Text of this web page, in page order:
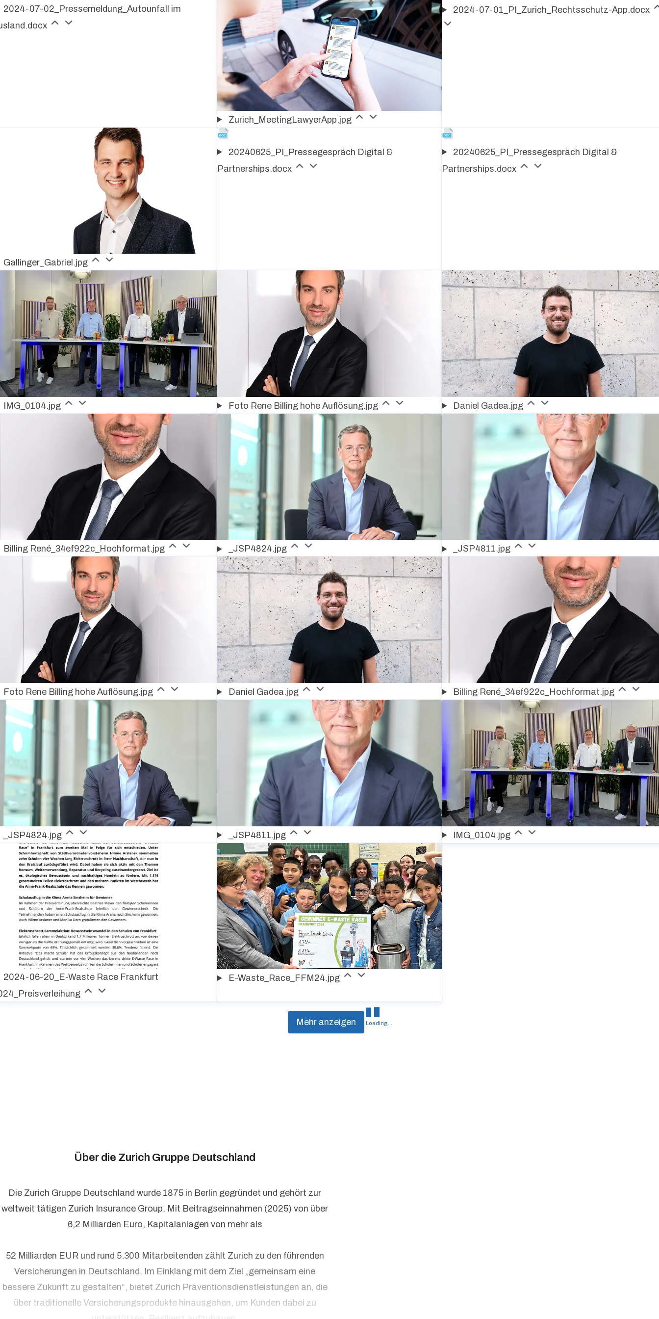
2024-07-02_Pressemeldung_Autounfall im
Zurich_MeetingLawyerApp.jpg
2024-07-01_PI_Zurich_Rechtsschutz-App.docx
Gallinger_Gabriel.jpg
20240625_PI_Pressegespräch Digital &
Partnerships.docx
20240625_PI_Pressegespräch Digital &
Partnerships.docx
IMG_0104.jpg Foto Rene Billing hohe Auflösung.jpg Daniel Gadea.jpg
Billing René_34ef922c_Hochformat.jpg _JSP4824.jpg _JSP4811.jpg
Foto Rene Billing hohe Auflösung.jpg Daniel Gadea.jpg Billing René_34ef922c_Hochformat.jpg
_JSP4824.jpg _JSP4811.jpg IMG_0104.jpg
2024-06-20_E-Waste Race Frankfurt
E-Waste_Race_FFM24.jpg
Mehr anzeigen Loading...
Über die Zurich Gruppe Deutschland
Die Zurich Gruppe Deutschland wurde 1875 in Berlin gegründet und gehört zur
weltweit tätigen Zurich Insurance Group. Mit Beitragseinnahmen (2025) von über
6,2 Milliarden Euro, Kapitalanlagen von mehr als
52 Milliarden EUR und rund 5.300 Mitarbeitenden zählt Zurich zu den führenden
Versicherungen in Deutschland. Im Einklang mit dem Ziel „gemeinsam eine
bessere Zukunft zu gestalten“, bietet Zurich Präventionsdienstleistungen an, die
über traditionelle Versicherungsprodukte hinausgehen, um Kunden dabei zu
unterstützen, Resilienz aufzubauen.